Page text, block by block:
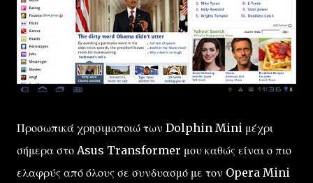
Προσωπικά χρησιμοποιώ των Dolphin Mini μέχρι
σήμερα στο Asus Transformer μου καθώς είναι ο πιο
ελαφρύς από όλους σε συνδυασμό με τον Opera Mini